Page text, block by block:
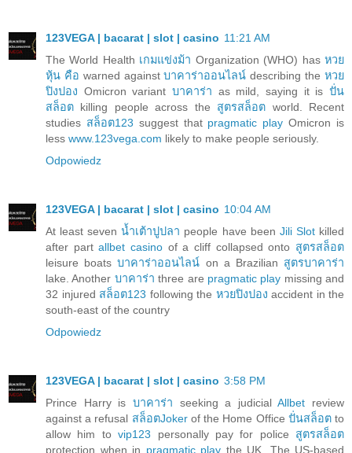
123VEGA | bacarat | slot | casino 11:21 AM
The World Health เกมแข่งม้า Organization (WHO) hasหวย
หุ้น คือ warned againstบาคาร่าออนไลน์ describing theหวย
ปิงปอง Omicron variant บาคาร่า as mild, saying it is ปั่น
สล็อต killing people across the สูตรสล็อต world. Recent
studies สล็อต123 suggest that pragmatic play Omicron is
less www.123vega.com likely to make people seriously.
Odpowiedz
123VEGA | bacarat | slot | casino 10:04 AM
At least sevenน้ำเต้าปูปลา people have been Jili Slotkilled
after partallbet casino of a cliff collapsed onto สูตรสล็อต
leisure boatsบาคาร่าออนไลน์ on a Brazilian สูตรบาคาร่า
lake. Another บาคาร่า three are pragmatic play missing and
32 injured สล็อต123 following the หวยปิงปอง accident in the
south-east of the country
Odpowiedz
123VEGA | bacarat | slot | casino 3:58 PM
Prince Harry is บาคาร่า seeking a judicialAllbet review
against a refusal สล็อตJokerof the Home Office ปั่นสล็อตto
allow him tovip123 personally pay for police สูตรสล็อต
protection when in pragmatic play the UK. The US-based